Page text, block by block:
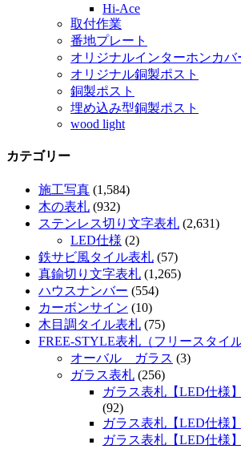
Hi-Ace
取付作業
番地プレート
オリジナルインターホンカバ
オリジナル銅製ポスト
銅製ポスト
埋め込み型銅製ポスト
wood light
カテゴリー
施工写真 (1,584)
木の表札 (932)
ステンレス切り文字表札 (2,631)
LED仕様 (2)
鉄サビ風タイル表札 (57)
真鍮切り文字表札 (1,265)
ハウスナンバー (554)
カーボンサイン (10)
木目調タイル表札 (75)
FREE-STYLE表札（フリースタイル
オーバル ガラス (3)
ガラス表札 (256)
ガラス表札【LED仕様
(92)
ガラス表札【LED仕様
ガラス表札【LED仕様